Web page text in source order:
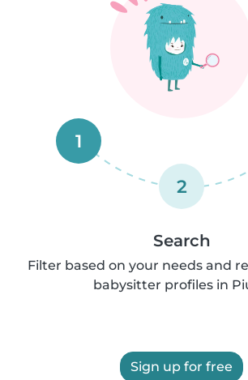
1
2
Search
Filter based on your needs and
babysitter profiles in
Sign up for free